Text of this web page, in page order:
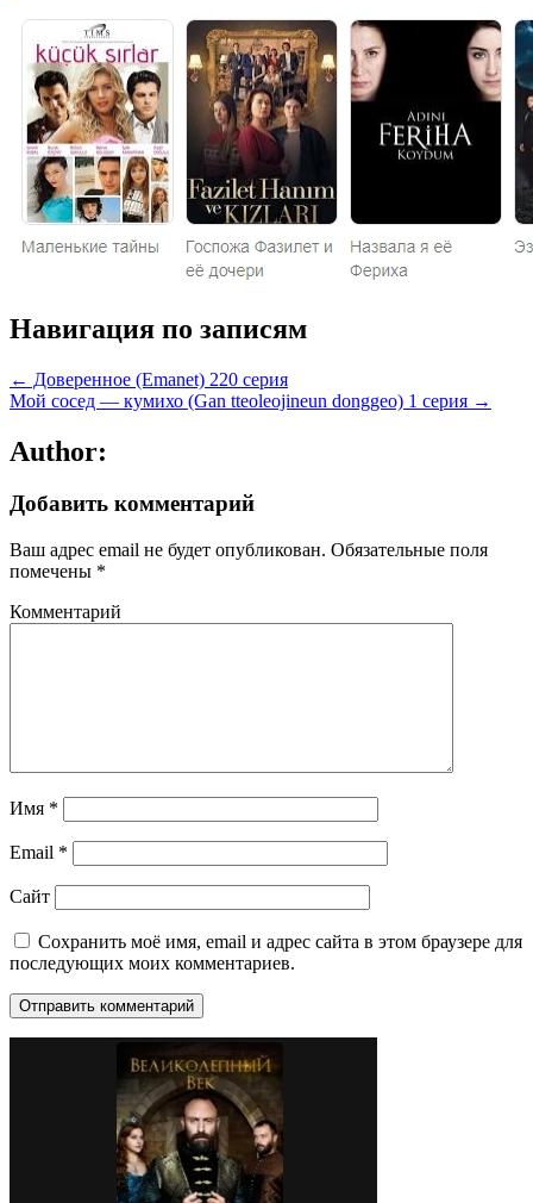
Навигация по записям
← Доверенное (Emanet) 220 серия
Мой сосед — кумихо (Gan tteoleojineun donggeo) 1 серия →
Author:
Добавить комментарий
Ваш адрес email не будет опубликован. Обязательные поля
помечены *
Комментарий
Имя *
Email *
Сайт
Сохранить моё имя, email и адрес сайта в этом браузере для
последующих моих комментариев.